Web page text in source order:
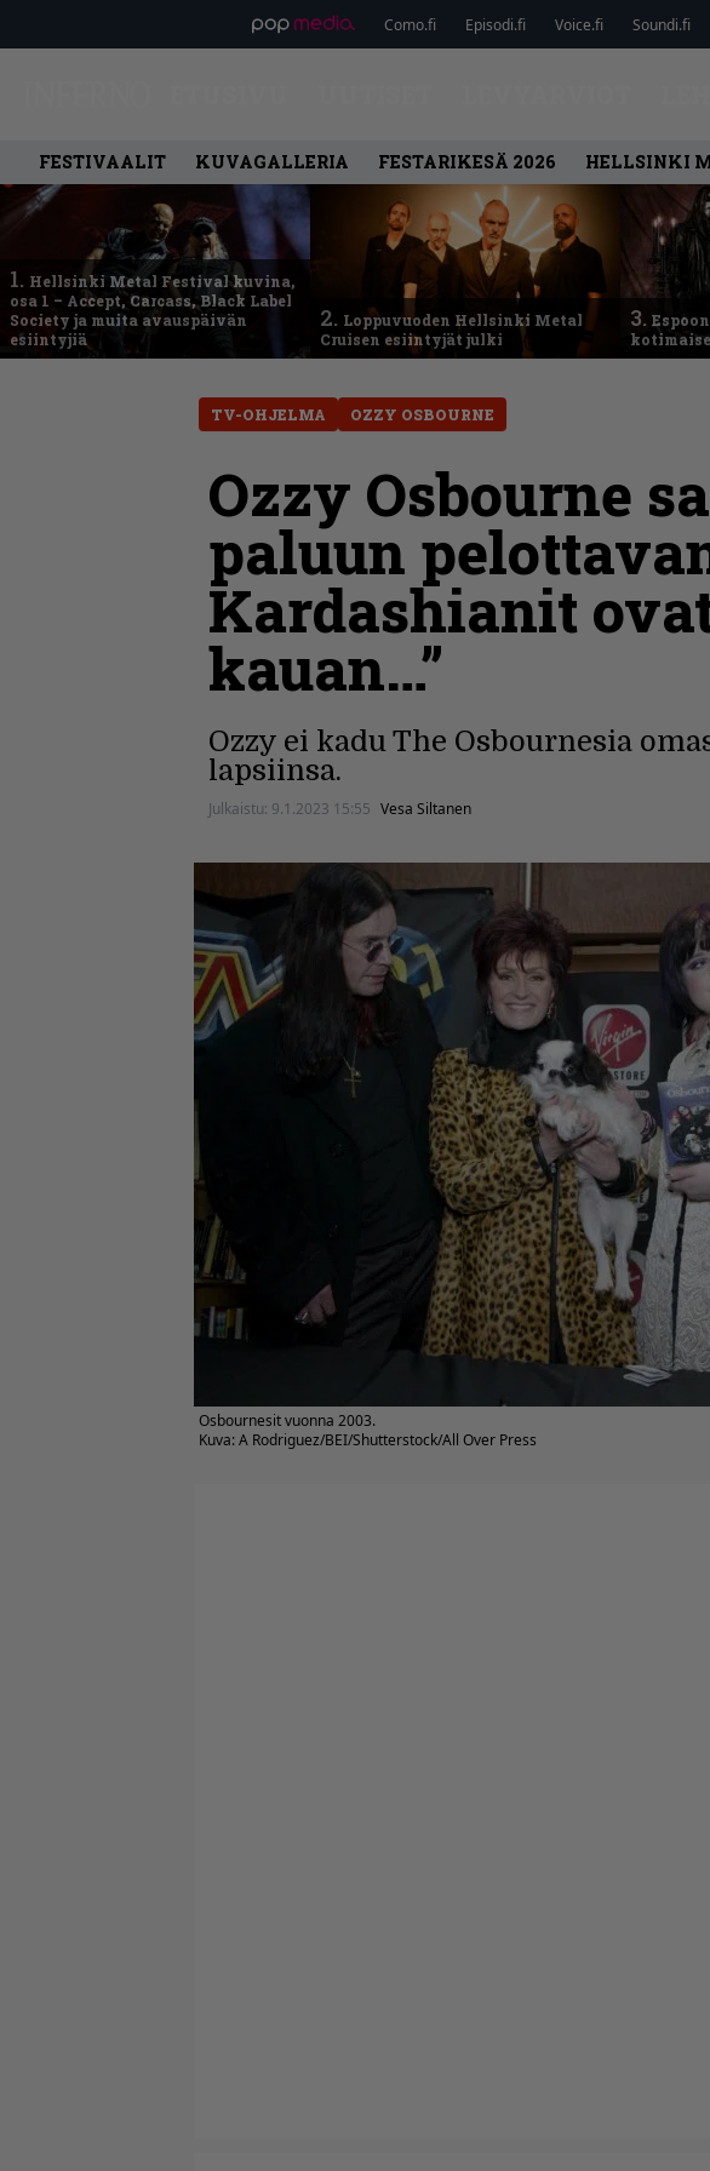
Como.fi Episodi.fi Voice.fi Soundi.fi
FESTIVAALIT KUVAGALLERIA FESTARIKESÄ 2026 HELLSINKI
1. Hellsinki Metal Festival kuvina,
osa 1 – Accept, Carcass, Black Label
Society ja muita avauspäivän
esiintyjiä
2. Loppuvuoden Hellsinki Metal
Cruisen esiintyjät julki
3.
TV-OHJELMA OZZY OSBOURNE
Ozzy Osbourne
paluun
Kardashianit
kauan…”
Ozzy ei kadu The Osbournesia
lapsiinsa.
Julkaistu: 9.1.2023 15:55 Vesa Siltanen
Osbournesit vuonna 2003.
Kuva: A Rodriguez/BEI/Shutterstock/All Over Press